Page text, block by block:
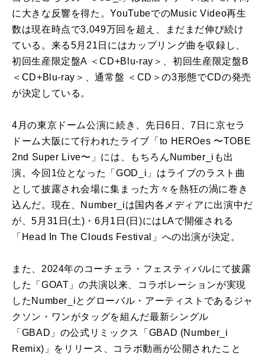
に大きな反響を得た。YouTubeでのMusic Video再生
数は現在時点で3,049万回を超え、まだまだ伸び続け
ている。来る5月21日にはカップリング曲を収録し、
初回生産限定盤A ＜CD+Blu-ray＞、初回生産限定盤B
＜CD+Blu-ray＞、通常盤 ＜CD＞の3形態でCDの発売
が決定している。
4月の東京ドーム公演に続き、先日6日、7日に京セラ
ドーム大阪にて行われたライブ「to HEROes 〜TOBE
2nd Super Live〜」には、もちろんNumber_iも出
演。今回1位となった「GOD_i」はライブのラスト曲
として披露され会場に集まった方々を熱狂の渦に巻き
込んだ。現在、Number_iは国内各メディアに出演中だ
が、5月31日(土)・6月1日(日)にはLAで開催される
「Head In The Clouds Festival」への出演が決定。
また、 2024年のコーチェラ・フェスティバルにて披露
した「GOAT」の共演以来、コラボレーションが実現
した Number_iと グローバル・アーティストであるジャ
クソン・ワンがタッグを組んだ最新シングル
「GBAD」の公式リミックス「GBAD (Number_i
Remix)」をリリース、コラボ動画が公開されたこと